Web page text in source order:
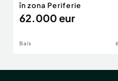
în zona Periferie
62.000 eur
Bals